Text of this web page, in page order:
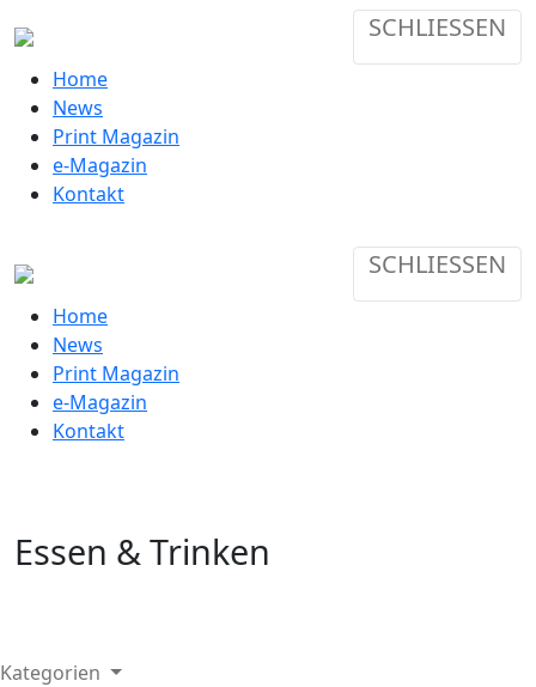
SCHLIESSEN
Home
News
Print Magazin
e-Magazin
Kontakt
SCHLIESSEN
Home
News
Print Magazin
e-Magazin
Kontakt
Essen & Trinken
Kategorien